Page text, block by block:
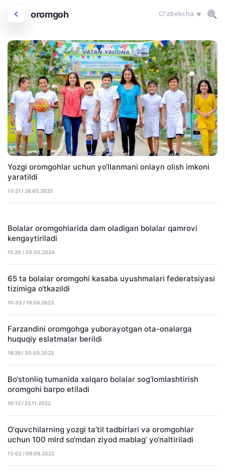
oromgoh O'zbekcha
Yozgi oromgohlar uchun yo‘llanmani onlayn olish imkoni
yaratildi
13:21 / 28.05.2025
Bolalar oromgohlarida dam oladigan bolalar qamrovi
kengaytiriladi
15:20 / 30.05.2024
65 ta bolalar oromgohi kasaba uyushmalari federatsiyasi
tizimiga o‘tkazildi
10:33 / 19.06.2023
Farzandini oromgohga yuborayotgan ota-onalarga
huquqiy eslatmalar berildi
18:29 / 30.05.2023
Bo‘stonliq tumanida xalqaro bolalar sog‘lomlashtirish
oromgohi barpo etiladi
10:12 / 22.11.2022
O‘quvchilarning yozgi ta’til tadbirlari va oromgohlar
uchun 100 mlrd so‘mdan ziyod mablag‘ yo‘naltiriladi
13:02 / 09.06.2022